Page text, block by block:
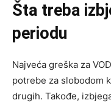
Šta treba
periodu
Najveća greška za
potrebe za slobodom
drugih. Takođe,